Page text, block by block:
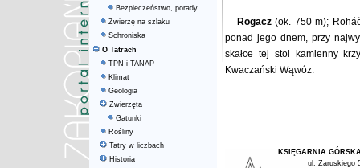
Bezpieczeństwo, porady
Zwierzę na szlaku
Schroniska
O Tatrach
TPN i TANAP
Klimat
Geologia
Zwierzęta
Gatunki
Rośliny
Tatry w liczbach
Historia
Rogacz (ok. 750 m);
ponad jego dnem, przy
skałce tej stoi kamienny
Kwaczański Wąwóz.
KSIĘGARNIA
ul. Zaruskiego